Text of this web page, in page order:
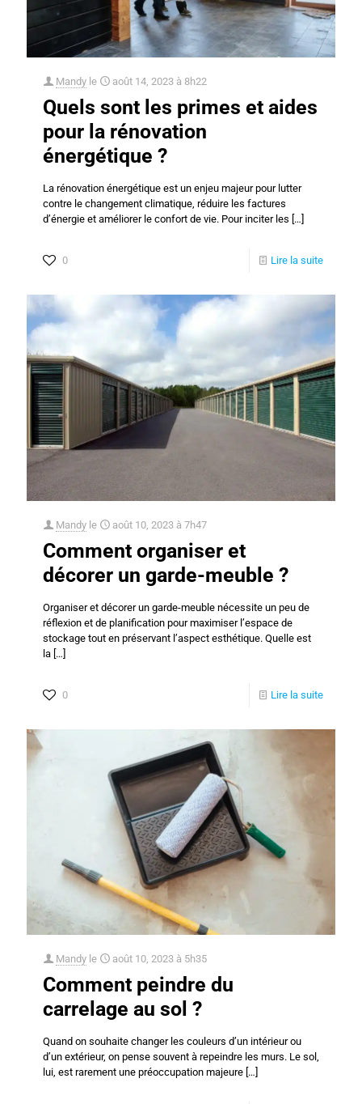
Mandy le août 14, 2023 à 8h22
Quels sont les primes et aides
pour la rénovation
énergétique ?
La rénovation énergétique est un enjeu majeur pour lutter
contre le changement climatique, réduire les factures
d’énergie et améliorer le confort de vie. Pour inciter les […]
0 Lire la suite
Mandy le août 10, 2023 à 7h47
Comment organiser et
décorer un garde-meuble ?
Organiser et décorer un garde-meuble nécessite un peu de
réflexion et de planification pour maximiser l’espace de
stockage tout en préservant l’aspect esthétique. Quelle est
la […]
0 Lire la suite
Mandy le août 10, 2023 à 5h35
Comment peindre du
carrelage au sol ?
Quand on souhaite changer les couleurs d’un intérieur ou
d’un extérieur, on pense souvent à repeindre les murs. Le sol,
lui, est rarement une préoccupation majeure […]